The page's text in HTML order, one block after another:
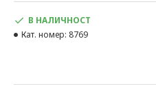
В НАЛИЧНОСТ
Кат. номер: 8769